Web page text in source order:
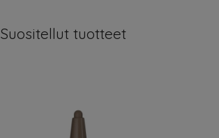
Suositellut tuotteet